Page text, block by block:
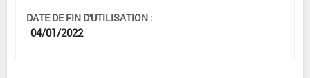
DATE DE FIN D'UTILISATION :
04/01/2022